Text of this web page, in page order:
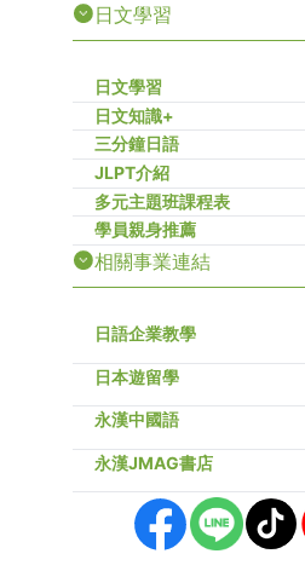
日文學習
日文學習
日文知識+
三分鐘日語
JLPT介紹
多元主題班課程表
學員親身推薦
相關事業連結
日語企業教學
日本遊留學
永漢中國語
永漢JMAG書店